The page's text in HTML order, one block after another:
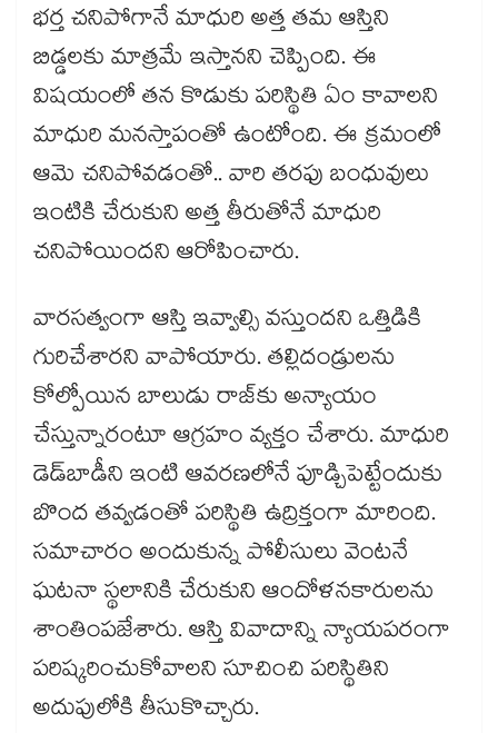
భర్త చనిపోగానే మాధురి అత్త తమ ఆస్తిని
బిడ్డలకు మాత్రమే ఇస్తానని చెప్పింది. ఈ
విషయంలో తన కొడుకు పరిస్థితి ఏం కావాలని
మాధురి మనస్తాపంతో ఉంటోంది. ఈ క్రమంలో
ఆమె చనిపోవడంతో.. వారి తరఫు బంధువులు
ఇంటికి చేరుకుని అత్త తీరుతోనే మాధురి
చనిపోయిందని ఆరోపించారు.
వారసత్వంగా ఆస్తి ఇవ్వాల్సి వస్తుందని ఒత్తిడికి
గురిచేశారని వాపోయారు. తల్లిదండ్రులను
కోల్పోయిన బాలుడు రాజ్​కు అన్యాయం
చేస్తున్నారంటూ ఆగ్రహం వ్యక్తం చేశారు. మాధురి
డెడ్​బాడీని ఇంటి ఆవరణలోనే పూడ్చిపెట్టేందుకు
బొంద తవ్వడంతో పరిస్థితి ఉద్రిక్తంగా మారింది.
సమాచారం అందుకున్న పోలీసులు వెంటనే
ఘటనా స్థలానికి చేరుకుని ఆందోళనకారులను
శాంతింపజేశారు. ఆస్తి వివాదాన్ని న్యాయపరంగా
పరిష్కరించుకోవాలని సూచించి పరిస్థితిని
అదుపులోకి తీసుకొచ్చారు.